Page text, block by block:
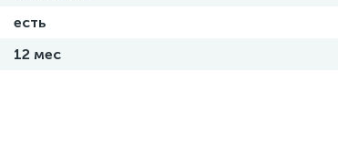
есть
12 мес